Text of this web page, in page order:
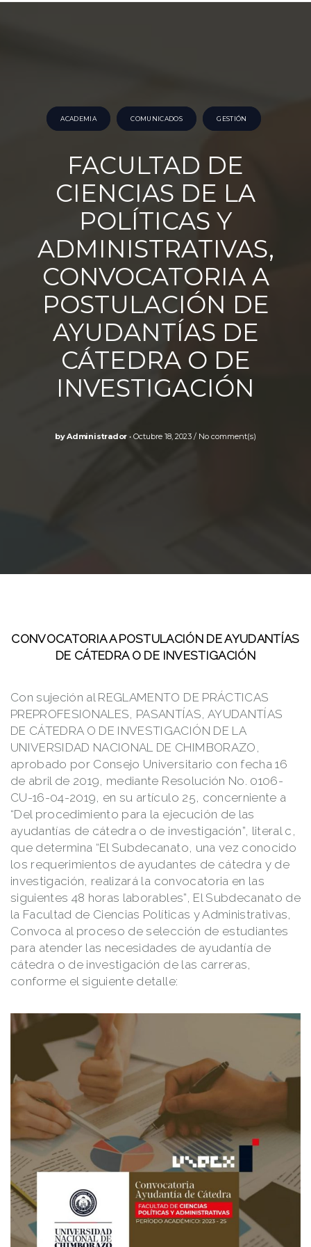
ACADEMIA COMUNICADOS GESTIÓN
FACULTAD DE
CIENCIAS DE LA
POLÍTICAS Y
ADMINISTRATIVAS,
CONVOCATORIA A
POSTULACIÓN DE
AYUDANTÍAS DE
CÁTEDRA O DE
INVESTIGACIÓN
byAdministrador Octubre 18, 2023 No comment(s)
CONVOCATORIA A POSTULACIÓN DE AYUDANTÍAS
DE CÁTEDRA O DE INVESTIGACIÓN
Con sujeción al REGLAMENTO DE PRÁCTICAS
PREPROFESIONALES, PASANTÍAS, AYUDANTÍAS
DE CÁTEDRA O DE INVESTIGACIÓN DE LA
UNIVERSIDAD NACIONAL DE CHIMBORAZO,
aprobado por Consejo Universitario con fecha 16
de abril de 2019, mediante Resolución No. 0106-
CU-16-04-2019, en su artículo 25, concerniente a
“Del procedimiento para la ejecución de las
ayudantías de cátedra o de investigación”, literal c,
que determina “El Subdecanato, una vez conocido
los requerimientos de ayudantes de cátedra y de
investigación, realizará la convocatoria en las
siguientes 48 horas laborables”, El Subdecanato de
la Facultad de Ciencias Políticas y Administrativas,
Convoca al proceso de selección de estudiantes
para atender las necesidades de ayudantía de
cátedra o de investigación de las carreras,
conforme el siguiente detalle: